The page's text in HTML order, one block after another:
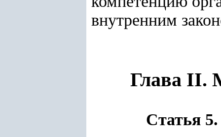
внутренним
Глава II.
Статья